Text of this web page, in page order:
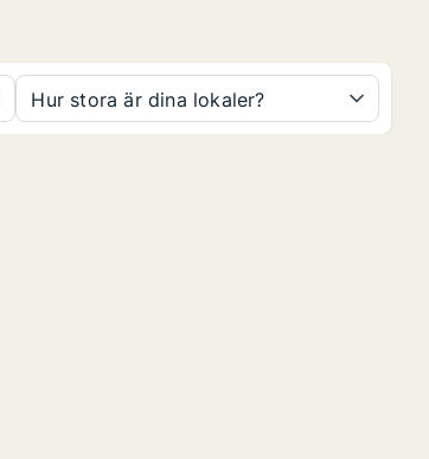
Hur stora är dina lokaler?